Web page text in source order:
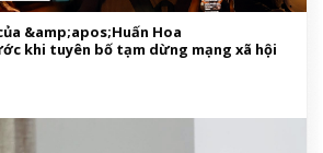
&amp;apos;Huấn Hoa
khi tuyên bố tạm dừng mạng xã hội